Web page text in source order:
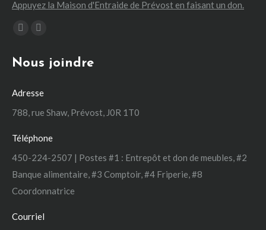
Appuyez la Maison d'Entraide de Prévost en faisant un don.
Trouvez nous sur :
Facebook
dans
une
fenêtre
Instagram
dans
une
fenêtre
Nous joindre
Adresse
788, rue Shaw, Prévost, J0R 1T0
Téléphone
450-224-2507 | Postes #1 : Entrepôt et don de meubles, #2
Banque alimentaire, #3 Comptoir, #4 Friperie, #8
Coordonnatrice
Courriel